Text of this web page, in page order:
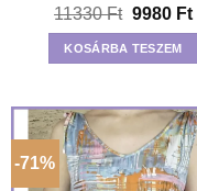
11330Ft Original
price
was:
11330 Ft.
9980 Ft
KOSÁRBA TESZEM
-71%